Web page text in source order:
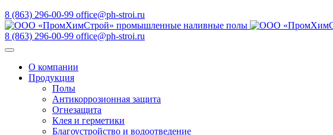
8 (863) 296-00-99 office@ph-stroi.ru
8 (863) 296-00-99 office@ph-stroi.ru
О компании
Продукция
Полы
Антикоррозионная защита
Огнезащита
Клея и герметики
Благоустройство и водоотведение